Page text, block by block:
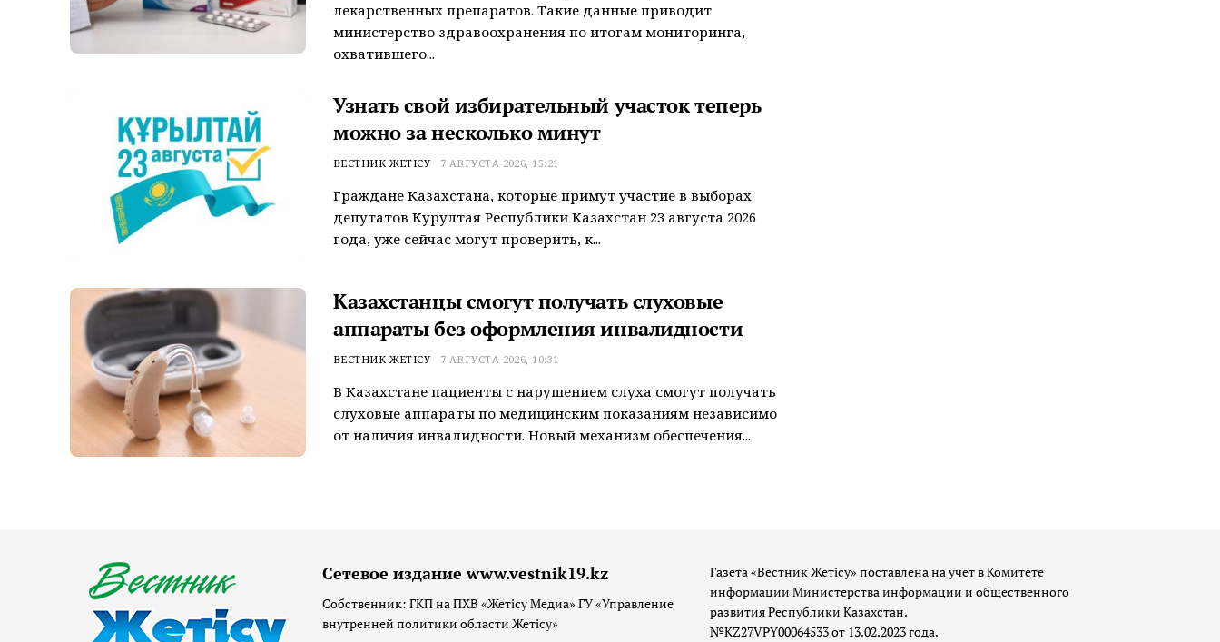
лекарственных препаратов. Такие данные приводит
министерство здравоохранения по итогам мониторинга,
охватившего...
Узнать свой избирательный участок теперь
можно за несколько минут
ВЕСТНИК ЖЕТІСУ 7 АВГУСТА 2026, 15:21
Граждане Казахстана, которые примут участие в выборах
депутатов Курултая Республики Казахстан 23 августа 2026
года, уже сейчас могут проверить, к...
Казахстанцы смогут получать слуховые
аппараты без оформления инвалидности
ВЕСТНИК ЖЕТІСУ 7 АВГУСТА 2026, 10:31
В Казахстане пациенты с нарушением слуха смогут получать
слуховые аппараты по медицинским показаниям независимо
от наличия инвалидности. Новый механизм обеспечения...
Сетевое издание www.vestnik19.kz
Собственник: ГКП на ПХВ «Жетісу Медиа» ГУ «Управление
внутренней политики области Жетісу»
Газета «Вестник Жетісу» поставлена на учет в Комитете
информации Министерства информации и общественного
развития Республики Казахстан.
№KZ27VPY00064533 от 13.02.2023 года.